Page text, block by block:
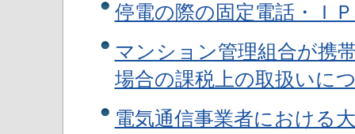
停電の際の固定電話・Ｉ
マンション管理組合が携
場合の課税上の取扱いに
電気通信事業者における